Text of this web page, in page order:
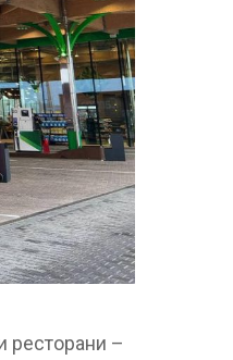
ресторани –